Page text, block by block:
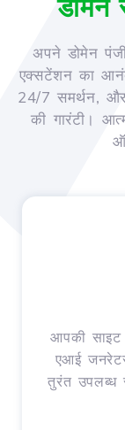
डोमेन
अपने डोमेन
एक्सटेंशन का
24/7 समर्थन, और
की गारंटी।
आपकी
एआई
तुरंत उपलब्ध